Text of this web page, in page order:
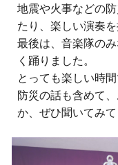
地震や火事などの
たり、楽しい演奏
最後は、音楽隊の
く踊りました。
とっても楽しい時間
防災の話も含めて
か、ぜひ聞いてみて